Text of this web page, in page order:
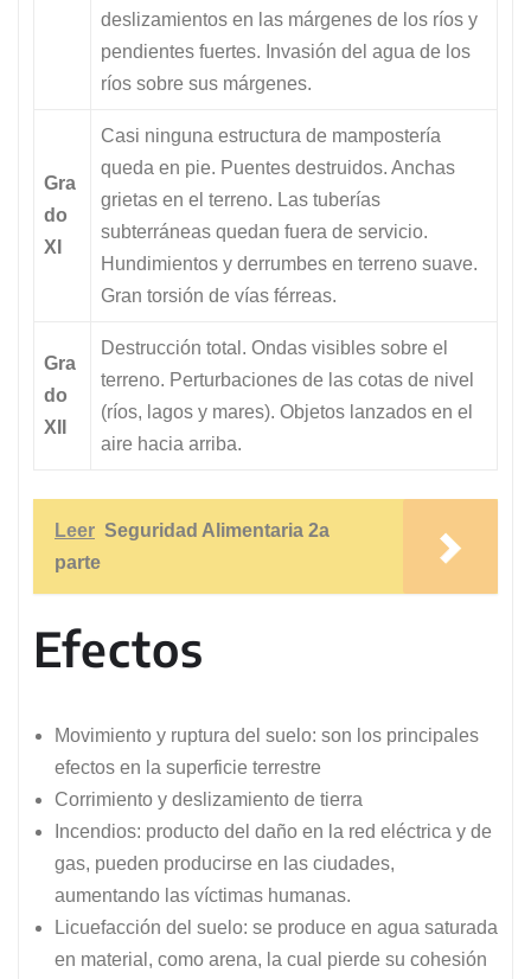
deslizamientos en las márgenes de los ríos y
pendientes fuertes. Invasión del agua de los
ríos sobre sus márgenes.
Gra
do
XI
Casi ninguna estructura de mampostería
queda en pie. Puentes destruidos. Anchas
grietas en el terreno. Las tuberías
subterráneas quedan fuera de servicio.
Hundimientos y derrumbes en terreno suave.
Gran torsión de vías férreas.
Gra
do
XII
Destrucción total. Ondas visibles sobre el
terreno. Perturbaciones de las cotas de nivel
(ríos, lagos y mares). Objetos lanzados en el
aire hacia arriba.
Leer Seguridad Alimentaria 2a
parte
Efectos
Movimiento y ruptura del suelo: son los principales
efectos en la superficie terrestre
Corrimiento y deslizamiento de tierra
Incendios: producto del daño en la red eléctrica y de
gas, pueden producirse en las ciudades,
aumentando las víctimas humanas.
Licuefacción del suelo: se produce en agua saturada
en material, como arena, la cual pierde su cohesión